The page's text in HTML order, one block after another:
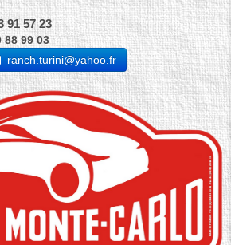
91 57 23
88 99 03
ranch.turini@yahoo.fr